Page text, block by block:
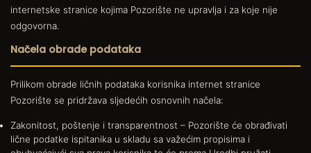
internetske stranice kojima Pozorište ne upravlja i za koje nije
odgovorna.
Načela obrade podataka
Prilikom obrade ličnih podataka korisnika internet stranice
Pozorište se pridržava sljedećih osnovnih načela:
Zakonitost, poštenje i transparentnost – Pozorište će obrađivati
lične podatke ispitanika u skladu sa važećim propisima i